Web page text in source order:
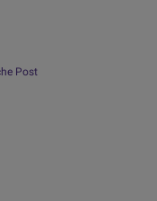
Post